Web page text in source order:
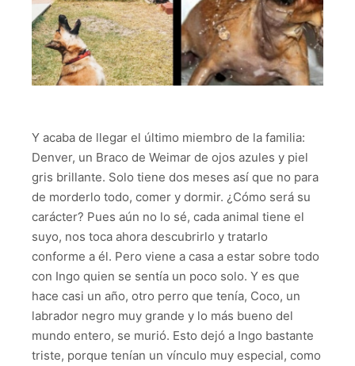
Y acaba de llegar el último miembro de la familia:
Denver, un Braco de Weimar de ojos azules y piel
gris brillante. Solo tiene dos meses así que no para
de morderlo todo, comer y dormir. ¿Cómo será su
carácter? Pues aún no lo sé, cada animal tiene el
suyo, nos toca ahora descubrirlo y tratarlo
conforme a él. Pero viene a casa a estar sobre todo
con Ingo quien se sentía un poco solo. Y es que
hace casi un año, otro perro que tenía, Coco, un
labrador negro muy grande y lo más bueno del
mundo entero, se murió. Esto dejó a Ingo bastante
triste, porque tenían un vínculo muy especial, como